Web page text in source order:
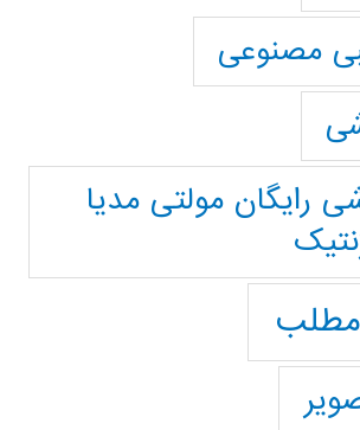
مصنوعی
رایگان مولتی مدیا
مطلب